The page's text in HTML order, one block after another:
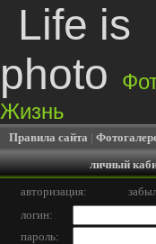
Life is
photo
Жизнь
Правила сайта |
личный
авторизация:
логин:
пароль: